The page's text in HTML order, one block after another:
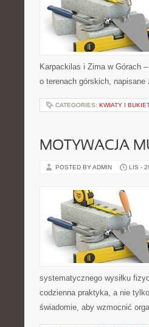
Karpackilas i Zima w Górach
o terenach górskich,
CATEGORIES: KWIATY I
MOTYWACJA
POSTED BY ADMIN LIS -
systematycznego wysiłku
codzienna praktyka, a nie
świadomie, aby wzmocnić